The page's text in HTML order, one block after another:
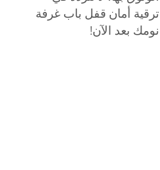
ترقية أمان قفل باب غرفة
نومك بعد الآن!